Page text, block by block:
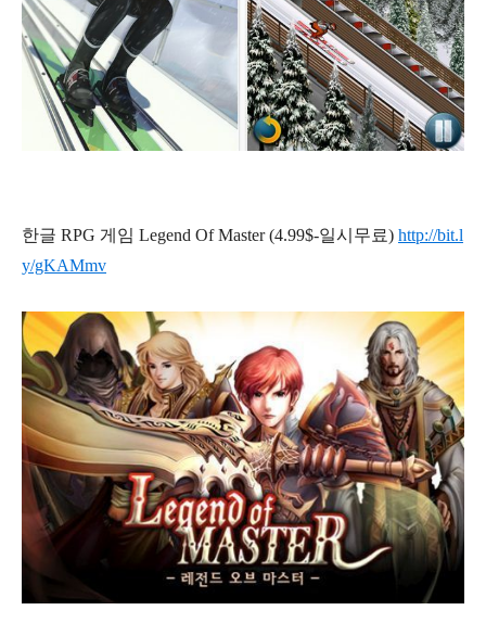
한글 RPG 게임 Legend Of Master (4.99$-일시무료) http://bit.l
y/gKAMmv